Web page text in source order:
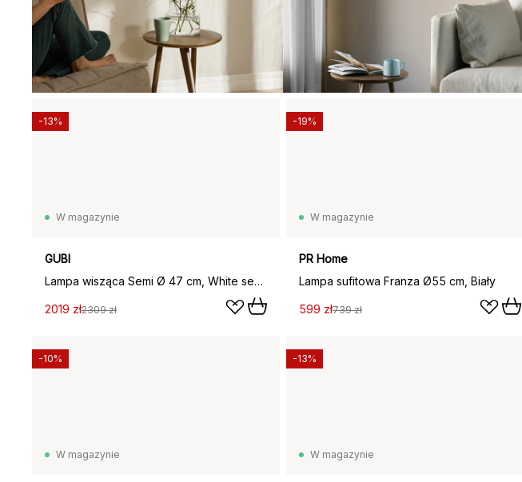
W magazynie
GUBI
Lampa wisząca Semi Ø 47 cm, White semi matt
2019 zł2309 zł
-13%
W magazynie
PR Home
Lampa sufitowa Franza Ø55 cm, Biały
599 zł739 zł
-19%
W magazynie
-10%
W magazynie
-13%